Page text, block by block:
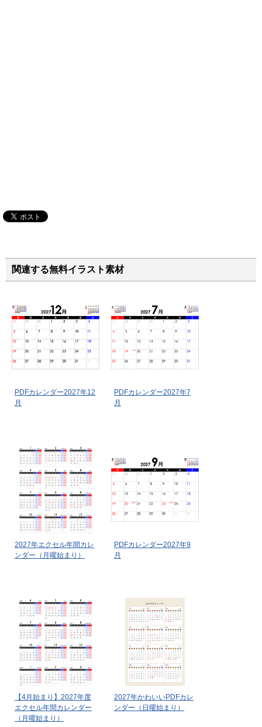
関連する無料イラスト素材
PDFカレンダー2027年12
月
PDFカレンダー2027年7
月
2027年エクセル年間カレ
ンダー（月曜始まり）
PDFカレンダー2027年9
月
【4月始まり】2027年度
エクセル年間カレンダー
（月曜始まり）
2027年かわいいPDFカレ
ンダー（日曜始まり）